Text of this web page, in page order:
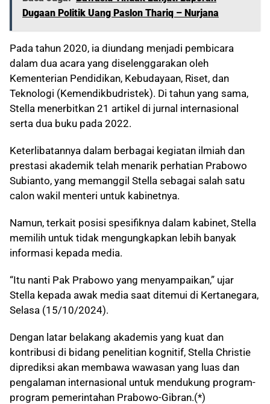
Dugaan Politik Uang Paslon Thariq – Nurjana
Pada tahun 2020, ia diundang menjadi pembicara
dalam dua acara yang diselenggarakan oleh
Kementerian Pendidikan, Kebudayaan, Riset, dan
Teknologi (Kemendikbudristek). Di tahun yang sama,
Stella menerbitkan 21 artikel di jurnal internasional
serta dua buku pada 2022.
Keterlibatannya dalam berbagai kegiatan ilmiah dan
prestasi akademik telah menarik perhatian Prabowo
Subianto, yang memanggil Stella sebagai salah satu
calon wakil menteri untuk kabinetnya.
Namun, terkait posisi spesifiknya dalam kabinet, Stella
memilih untuk tidak mengungkapkan lebih banyak
informasi kepada media.
“Itu nanti Pak Prabowo yang menyampaikan,” ujar
Stella kepada awak media saat ditemui di Kertanegara,
Selasa (15/10/2024).
Dengan latar belakang akademis yang kuat dan
kontribusi di bidang penelitian kognitif, Stella Christie
diprediksi akan membawa wawasan yang luas dan
pengalaman internasional untuk mendukung program-
program pemerintahan Prabowo-Gibran.(*)